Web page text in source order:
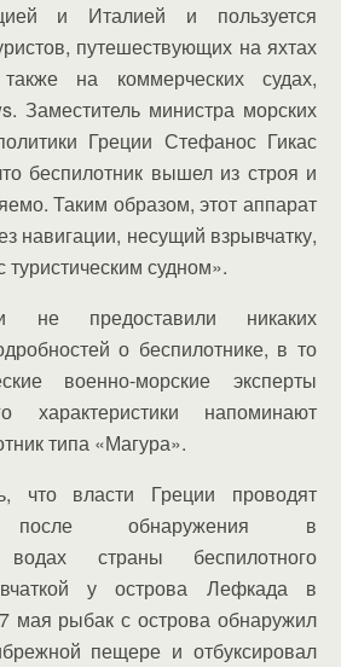
и Италией и пользуется
путешествующих на яхтах
на коммерческих судах,
Заместитель министра морских
Греции Стефанос Гикас
беспилотник вышел из строя и
Таким образом, этот аппарат
навигации, несущий взрывчатку,
туристическим судном».
не предоставили никаких
о беспилотнике, в то
военно-морские эксперты
характеристики напоминают
типа «Магура».
что власти Греции проводят
после обнаружения в
водах страны беспилотного
у острова Лефкада в
мая рыбак с острова обнаружил
пещере и отбуксировал